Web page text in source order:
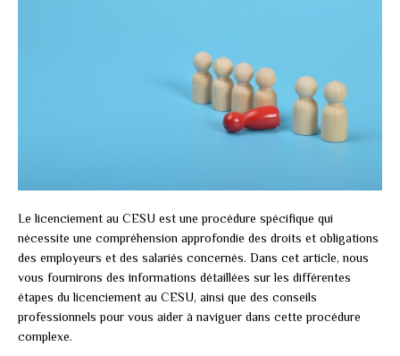
Le licenciement au CESU est une procédure spécifique qui
nécessite une compréhension approfondie des droits et obligations
des employeurs et des salariés concernés. Dans cet article, nous
vous fournirons des informations détaillées sur les différentes
étapes du licenciement au CESU, ainsi que des conseils
professionnels pour vous aider à naviguer dans cette procédure
complexe.